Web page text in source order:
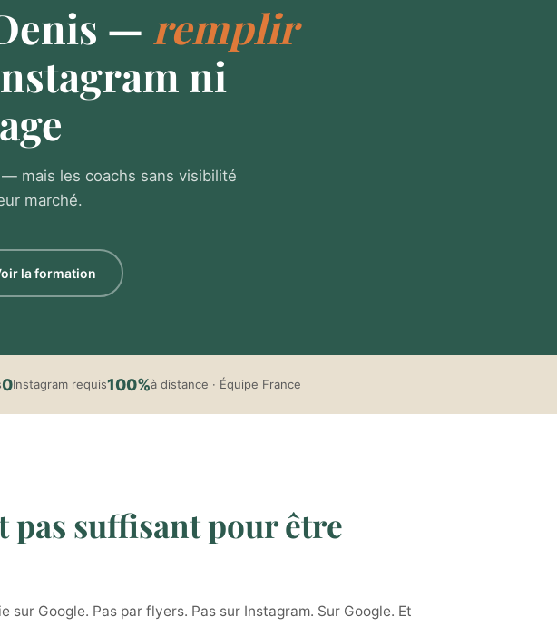
— remplir
ni
mais les coachs sans visibilité
marché.
la formation
0Instagram requis100%à distance · Équipe France
pas suffisant pour être
Google. Pas par flyers. Pas sur Instagram. Sur Google. Et